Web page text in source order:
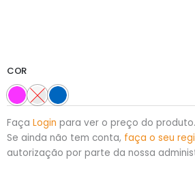
COR
Faça Login para ver o preço do produto.
Se ainda não tem conta, faça o seu
autorização por parte da nossa